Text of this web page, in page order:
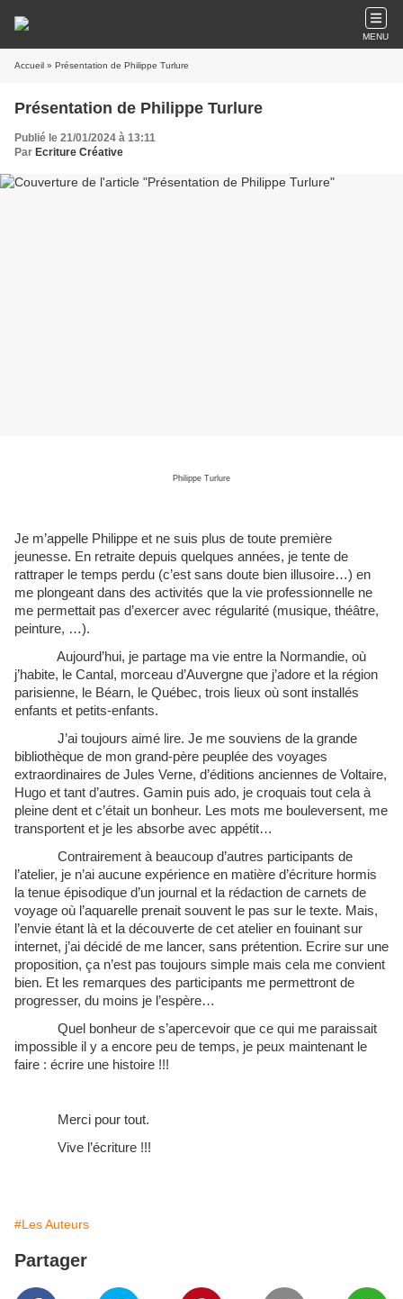
MENU
Accueil » Présentation de Philippe Turlure
Présentation de Philippe Turlure
Publié le 21/01/2024 à 13:11
Par Ecriture Créative
Philippe Turlure
Je m’appelle Philippe et ne suis plus de toute première
jeunesse. En retraite depuis quelques années, je tente de
rattraper le temps perdu (c’est sans doute bien illusoire…) en
me plongeant dans des activités que la vie professionnelle ne
me permettait pas d’exercer avec régularité (musique, théâtre,
peinture, …).
Aujourd’hui, je partage ma vie entre la Normandie, où
j’habite, le Cantal, morceau d’Auvergne que j’adore et la région
parisienne, le Béarn, le Québec, trois lieux où sont installés
enfants et petits-enfants.
J’ai toujours aimé lire. Je me souviens de la grande
bibliothèque de mon grand-père peuplée des voyages
extraordinaires de Jules Verne, d’éditions anciennes de Voltaire,
Hugo et tant d’autres. Gamin puis ado, je croquais tout cela à
pleine dent et c’était un bonheur. Les mots me bouleversent, me
transportent et je les absorbe avec appétit…
Contrairement à beaucoup d’autres participants de
l’atelier, je n’ai aucune expérience en matière d’écriture hormis
la tenue épisodique d’un journal et la rédaction de carnets de
voyage où l’aquarelle prenait souvent le pas sur le texte. Mais,
l’envie étant là et la découverte de cet atelier en fouinant sur
internet, j’ai décidé de me lancer, sans prétention. Ecrire sur une
proposition, ça n’est pas toujours simple mais cela me convient
bien. Et les remarques des participants me permettront de
progresser, du moins je l’espère…
Quel bonheur de s’apercevoir que ce qui me paraissait
impossible il y a encore peu de temps, je peux maintenant le
faire : écrire une histoire !!!
Merci pour tout.
Vive l’écriture !!!
#Les Auteurs
Partager